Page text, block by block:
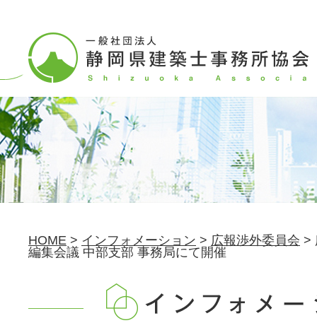
HOME > インフォメーション > 広報渉外委員会 >
編集会議 中部支部 事務局にて開催